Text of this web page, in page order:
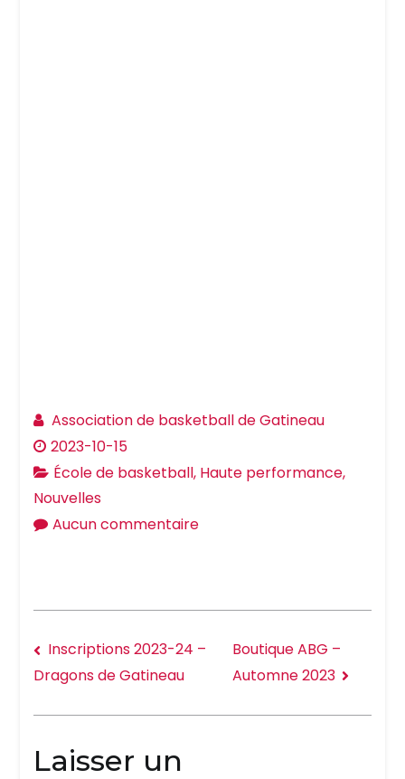
Association de basketball de Gatineau
2023-10-15
École de basketball, Haute performance,
Nouvelles
Aucun commentaire
Inscriptions 2023-24 –
Dragons de Gatineau
Boutique ABG –
Automne 2023
Laisser un